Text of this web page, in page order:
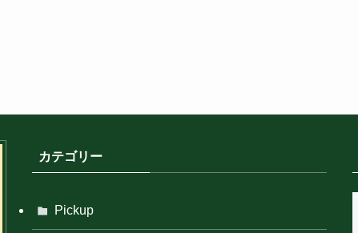
カテゴリー
Pickup